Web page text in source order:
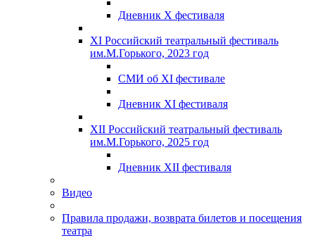
Дневник X фестиваля
XI Российский театральный фестиваль
им.М.Горького, 2023 год
СМИ об XI фестивале
Дневник XI фестиваля
XII Российский театральный фестиваль
им.М.Горького, 2025 год
Дневник XII фестиваля
Видео
Правила продажи, возврата билетов и посещения
театра